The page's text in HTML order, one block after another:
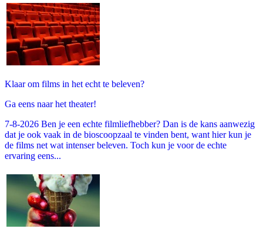
Klaar om films in het echt te beleven?
Ga eens naar het theater!
7-8-2026 Ben je een echte filmliefhebber? Dan is de kans aanwezig
dat je ook vaak in de bioscoopzaal te vinden bent, want hier kun je
de films net wat intenser beleven. Toch kun je voor de echte
ervaring eens...